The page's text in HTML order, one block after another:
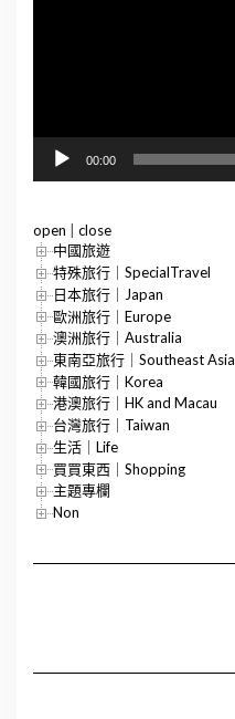
00:00
open
close
中國旅遊
特殊旅行｜SpecialTravel
日本旅行｜Japan
歐洲旅行｜Europe
澳洲旅行｜Australia
東南亞旅行｜Southeast Asia
韓國旅行｜Korea
港澳旅行｜HK and Macau
台灣旅行｜Taiwan
生活｜Life
買買東西｜Shopping
主題專欄
Non